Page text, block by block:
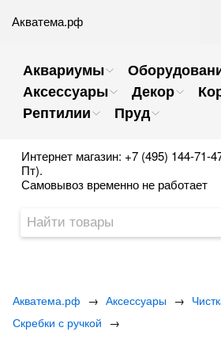
Акватема.рф
Аквариумы
Аксессуары
Декор
Рептилии
Пруд
Интернет магазин: +7 (495) 144-71-
Пт).
Самовывоз временно не работает
Акватема.рф → Аксессуары →
Скребки с ручкой →